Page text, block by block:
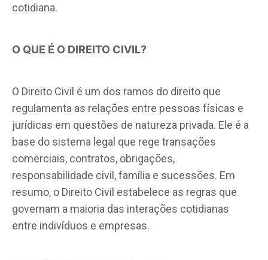
cotidiana.
O QUE É O DIREITO CIVIL?
O Direito Civil é um dos ramos do direito que
regulamenta as relações entre pessoas físicas e
jurídicas em questões de natureza privada. Ele é a
base do sistema legal que rege transações
comerciais, contratos, obrigações,
responsabilidade civil, família e sucessões. Em
resumo, o Direito Civil estabelece as regras que
governam a maioria das interações cotidianas
entre indivíduos e empresas.